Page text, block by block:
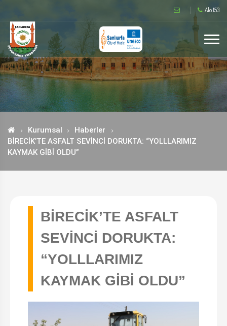
Alo 153
Kurumsal
Haberler
BİRECİK’TE ASFALT SEVİNCİ DORUKTA: “YOLLLARIMIZ
KAYMAK GİBİ OLDU”
BİRECİK’TE ASFALT
SEVİNCİ DORUKTA:
“YOLLLARIMIZ
KAYMAK GİBİ OLDU”